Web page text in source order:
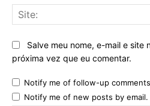
Salve meu nome, e-mail e site
próxima vez que eu comentar.
Notify me of follow-up
Notify me of new posts by email.